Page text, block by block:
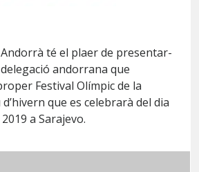
té el plaer de presentar-
andorrana que
Festival Olímpic de la
que es celebrarà del dia
a Sarajevo.